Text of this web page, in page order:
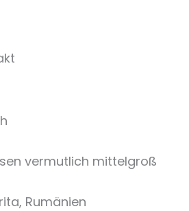
vermutlich mittelgroß
Rumänien